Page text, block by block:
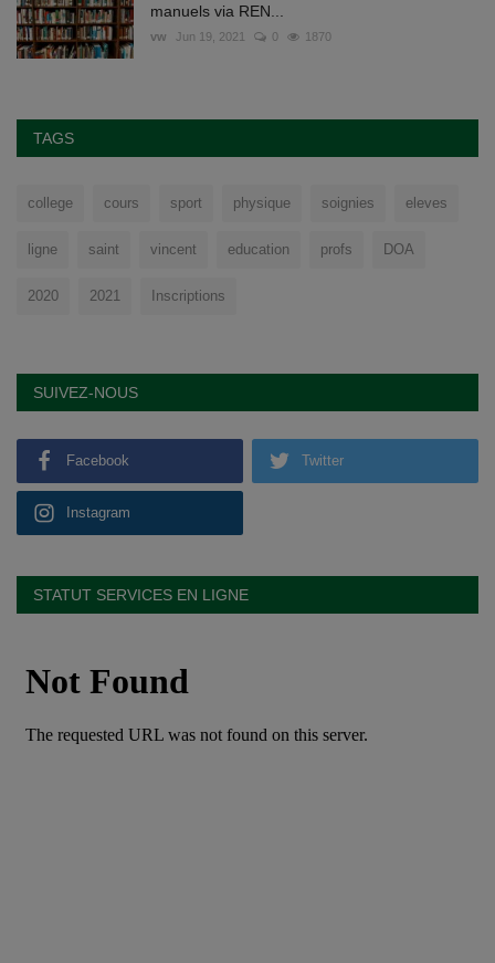
manuels via REN...
vw Jun 19, 2021 0 1870
TAGS
college cours sport physique soignies eleves
ligne saint vincent education profs DOA
2020 2021 Inscriptions
SUIVEZ-NOUS
Facebook Twitter
Instagram
STATUT SERVICES EN LIGNE